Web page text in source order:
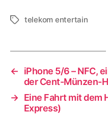
Schlagwörter
telekom entertain
←
iPhone 5/6 – NFC,
der Cent-Münzen-
→ Eine Fahrt mit dem
Express)